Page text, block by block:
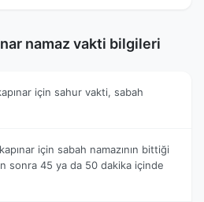
namaz vakti bilgileri
için sahur vakti, sabah
için sabah namazının bittiği
sonra 45 ya da 50 dakika içinde